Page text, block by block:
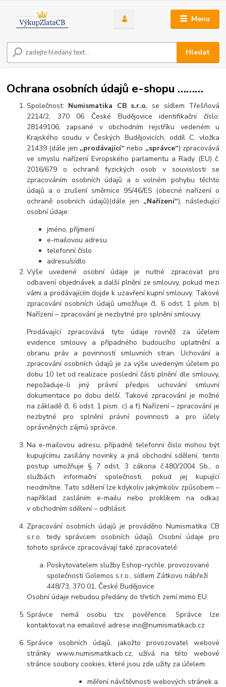
Menu
Hledat
Ochrana osobních údajů e-shopu ………
Společnost: Numismatika CB s.r.o. se sídlem Třešňová
2214/2, 370 06 České Budějovice identifikační číslo:
28149106, zapsané v obchodním rejstříku vedeném u
Krajského soudu v Českých Budějovicích, oddíl C, vložka
21439 (dále jen „prodávající“ nebo „správce“) zpracovává
ve smyslu nařízení Evropského parlamentu a Rady (EU) č.
2016/679 o ochraně fyzických osob v souvislosti se
zpracováním osobních údajů a o volném pohybu těchto
údajů a o zrušení směrnice 95/46/ES (obecné nařízení o
ochraně osobních údajů)(dále jen „Nařízení“), následující
osobní údaje:
jméno, příjmení
e-mailovou adresu
telefonní číslo
adresu/sídlo
Výše uvedené osobní údaje je nutné zpracovat pro
odbavení objednávek a další plnění ze smlouvy, pokud mezi
vámi a prodávajícím dojde k uzavření kupní smlouvy. Takové
zpracování osobních údajů umožňuje čl. 6 odst. 1 písm. b)
Nařízení – zpracování je nezbytné pro splnění smlouvy.
Prodávající zpracovává tyto údaje rovněž za účelem
evidence smlouvy a případného budoucího uplatnění a
obranu práv a povinností smluvních stran. Uchování a
zpracování osobních údajů je za výše uvedeným účelem po
dobu 10 let od realizace poslední části plnění dle smlouvy,
nepožaduje-li jiný právní předpis uchování smluvní
dokumentace po dobu delší. Takové zpracování je možné
na základě čl. 6 odst. 1 písm. c) a f) Nařízení – zpracování je
nezbytné pro splnění právní povinnosti a pro účely
oprávněných zájmů správce.
Na e-mailovou adresu, případně telefonní číslo mohou být
kupujícímu zasílány novinky a jiná obchodní sdělení, tento
postup umožňuje § 7 odst. 3 zákona č.480/2004 Sb., o
službách informační společnosti, pokud jej kupující
neodmítne. Tato sdělení lze kdykoliv jakýmkoliv způsobem –
například zasláním e-mailu nebo proklikem na odkaz
v obchodním sdělení – odhlásit.
Zpracování osobních údajů je prováděno Numismatika CB
s.r.o. tedy správcem osobních údajů. Osobní údaje pro
tohoto správce zpracovávají také zpracovatelé:
Poskytovatelem služby Eshop-rychle, provozované
společností Golemos s.r.o., sídlem Zátkovo nábřeží
448/73, 370 01, České Budějovice
Osobní údaje nebudou předány do třetích zemí mimo EU.
Správce nemá osobu tzv. pověřence. Správce lze
kontaktovat na emailové adrese ino@numismatikacb.cz
Správce osobních údajů, jakožto provozovatel webové
stránky www.numismatikacb.cz, užívá na této webové
stránce soubory cookies, které jsou zde užity za účelem:
měření návštěvnosti webových stránek a